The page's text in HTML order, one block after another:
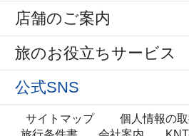
店舗のご案内
旅のお役立ちサービス
公式SNS
サイトマップ 個人情報の